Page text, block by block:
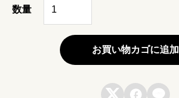
数量
浜
お買い物カゴに追加
  